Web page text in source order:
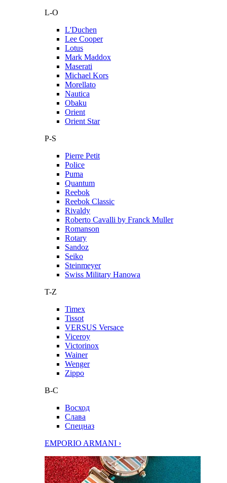
L-O
L'Duchen
Lee Cooper
Lotus
Mark Maddox
Maserati
Michael Kors
Morellato
Nautica
Obaku
Orient
Orient Star
P-S
Pierre Petit
Police
Puma
Quantum
Reebok
Reebok Classic
Rivaldy
Roberto Cavalli by Franck Muller
Romanson
Rotary
Sandoz
Seiko
Steinmeyer
Swiss Military Hanowa
T-Z
Timex
Tissot
VERSUS Versace
Viceroy
Victorinox
Wainer
Wenger
Zippo
В-С
Восход
Слава
Спецназ
EMPORIO ARMANI ›